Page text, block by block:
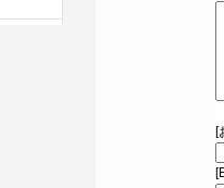
[